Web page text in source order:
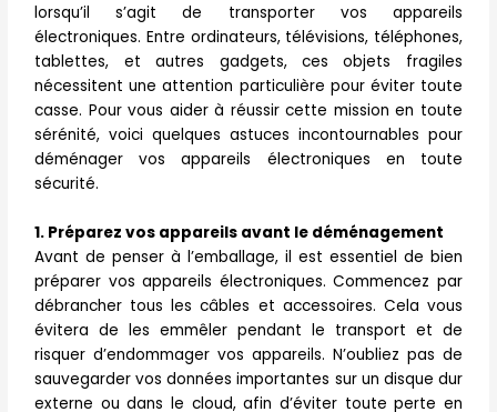
lorsqu’il s’agit de transporter vos appareils
électroniques. Entre ordinateurs, télévisions, téléphones,
tablettes, et autres gadgets, ces objets fragiles
nécessitent une attention particulière pour éviter toute
casse. Pour vous aider à réussir cette mission en toute
sérénité, voici quelques astuces incontournables pour
déménager vos appareils électroniques en toute
sécurité.
1. Préparez vos appareils avant le déménagement
Avant de penser à l’emballage, il est essentiel de bien
préparer vos appareils électroniques. Commencez par
débrancher tous les câbles et accessoires. Cela vous
évitera de les emmêler pendant le transport et de
risquer d’endommager vos appareils. N’oubliez pas de
sauvegarder vos données importantes sur un disque dur
externe ou dans le cloud, afin d’éviter toute perte en